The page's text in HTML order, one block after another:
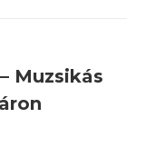
Muzsikás